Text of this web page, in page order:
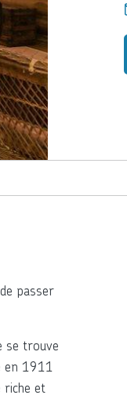
passer
se trouve
en 1911
riche et